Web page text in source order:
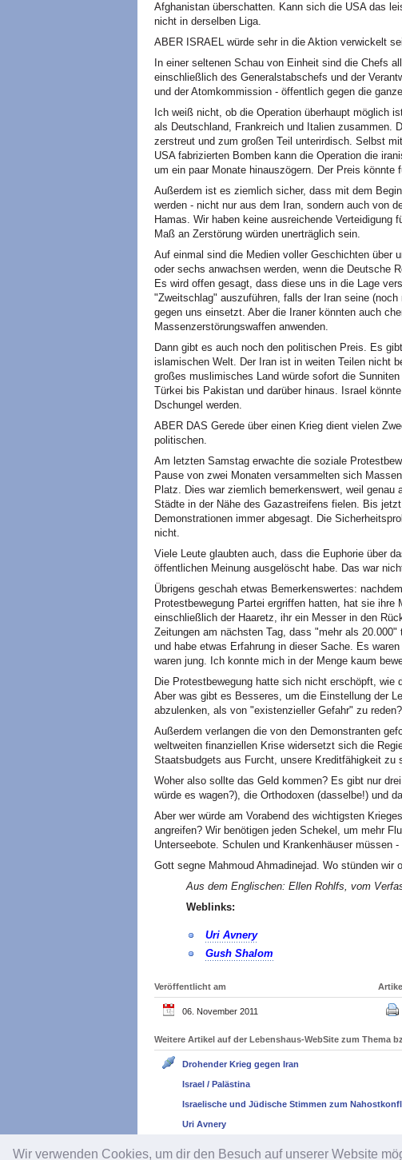
Wir verwenden Cookies, um dir den Besuch auf unserer Website
Afghanistan überschatten. Kann sich die USA das
nicht in derselben Liga.
ABER ISRAEL würde sehr in die Aktion verwickelt
In einer seltenen Schau von Einheit sind die Chefs
einschließlich des Generalstabschefs und der
und der Atomkommission - öffentlich gegen die
Ich weiß nicht, ob die Operation überhaupt möglich
als Deutschland, Frankreich und Italien zusammen.
zerstreut und zum großen Teil unterirdisch. Selbst
USA fabrizierten Bomben kann die Operation die
um ein paar Monate hinauszögern. Der Preis
Außerdem ist es ziemlich sicher, dass mit dem
werden - nicht nur aus dem Iran, sondern auch von
Hamas. Wir haben keine ausreichende Verteidigung
Maß an Zerstörung würden unerträglich sein.
Auf einmal sind die Medien voller Geschichten über
oder sechs anwachsen werden, wenn die Deutsche
Es wird offen gesagt, dass diese uns in die Lage
"Zweitschlag" auszuführen, falls der Iran seine
gegen uns einsetzt. Aber die Iraner könnten auch
Massenzerstörungswaffen anwenden.
Dann gibt es auch noch den politischen Preis. Es
islamischen Welt. Der Iran ist in weiten Teilen nicht
großes muslimisches Land würde sofort die
Türkei bis Pakistan und darüber hinaus. Israel
Dschungel werden.
ABER DAS Gerede über einen Krieg dient vielen
politischen.
Am letzten Samstag erwachte die soziale
Pause von zwei Monaten versammelten sich
Platz. Dies war ziemlich bemerkenswert, weil genau
Städte in der Nähe des Gazastreifens fielen. Bis
Demonstrationen immer abgesagt. Die
nicht.
Viele Leute glaubten auch, dass die Euphorie über
öffentlichen Meinung ausgelöscht habe. Das war
Übrigens geschah etwas Bemerkenswertes:
Protestbewegung Partei ergriffen hatten, hat sie
einschließlich der Haaretz, ihr ein Messer in den
Zeitungen am nächsten Tag, dass "mehr als
und habe etwas Erfahrung in dieser Sache. Es
waren jung. Ich konnte mich in der Menge kaum
Die Protestbewegung hatte sich nicht erschöpft, wie
Aber was gibt es Besseres, um die Einstellung der
abzulenken, als von "existenzieller Gefahr" zu reden?
Außerdem verlangen die von den Demonstranten
weltweiten finanziellen Krise widersetzt sich die
Staatsbudgets aus Furcht, unsere Kreditfähigkeit zu
Woher also sollte das Geld kommen? Es gibt nur
würde es wagen?), die Orthodoxen (dasselbe!) und
Aber wer würde am Vorabend des wichtigsten
angreifen? Wir benötigen jeden Schekel, um mehr
Unterseebote. Schulen und Krankenhäuser müssen -
Gott segne Mahmoud Ahmadinejad. Wo stünden wir
Aus dem Englischen: Ellen Rohlfs, vom
Weblinks:
Uri Avnery
Gush Shalom
Veröffentlicht am
06. November 2011
Weitere Artikel auf der Lebenshaus-WebSite zum Thema
Drohender Krieg gegen Iran
Israel / Palästina
Israelische und Jüdische Stimmen zum
Uri Avnery